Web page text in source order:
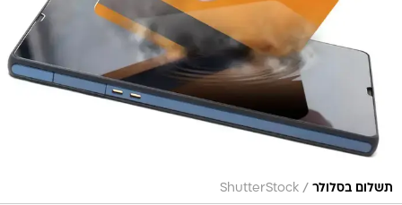
תשלום בסלולר /
ShutterStock